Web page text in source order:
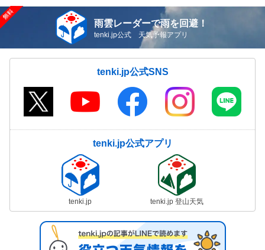
雨雲レーダーで雨を回避！
tenki.jp公式 天気予報アプリ
tenki.jp公式SNS
tenki.jp公式アプリ
tenki.jp tenki.jp 登山天気